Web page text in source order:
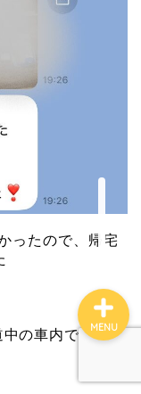
ったので、帰宅
の車内ではTさ
MENU
イナンス
マインド
ル詳細